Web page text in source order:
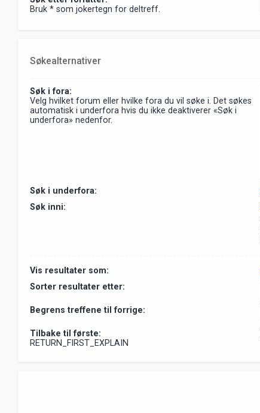
Bruk * som jokertegn for deltreff.
Søkealternativer
Søk i fora:
Velg hvilket forum eller hvilke fora du vil søke i. Det søkes
automatisk i underfora hvis du ikke deaktiverer «Søk i
underfora» nedenfor.
Søk i underfora:
Søk inni:
Vis resultater som:
Sorter resultater etter:
Begrens treffene til forrige:
Tilbake til første:
RETURN_FIRST_EXPLAIN